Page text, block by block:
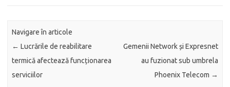
Navigare în articole
← Lucrările de reabilitare
termică afectează funcționarea
serviciilor
Gemenii Network și Expresnet
au fuzionat sub umbrela
Phoenix Telecom →